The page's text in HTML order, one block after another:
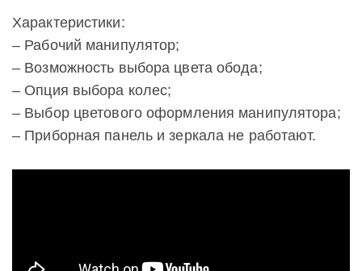
Характеристики:
– Рабочий манипулятор;
– Возможность выбора цвета обода;
– Опция выбора колес;
– Выбор цветового оформления манипулятора;
– Приборная панель и зеркала не работают.